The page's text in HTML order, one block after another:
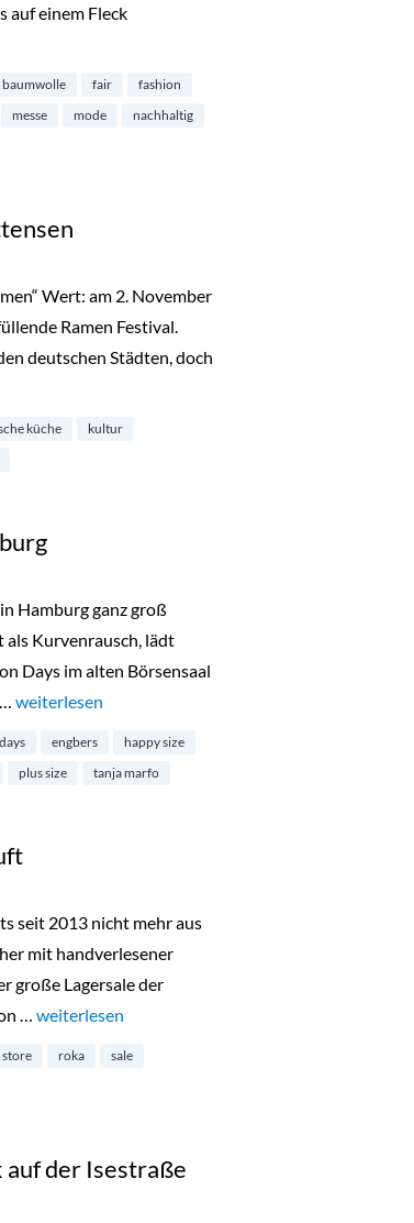
auf einem Fleck
Messe in St.Pauli“
baumwolle fair
fashion
messe mode
nachhaltig
Wert: am 2. November
Ramen Festival.
deutschen Städten, doch
in Hamburg-Ottensen“
küche
kultur
Hamburg ganz groß
als Kurvenrausch, lädt
Days im alten Börsensaal
„Diversity Fashion Days in Hamburg“
weiterlesen
engbers
happy size
plus size tanja marfo
seit 2013 nicht mehr aus
mit handverlesener
große Lagersale der
… „Lagerverkauf bei Mili in Hoheluft“
weiterlesen
roka
sale
der Isestraße